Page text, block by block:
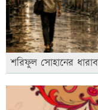
শরিফুল সোহানের